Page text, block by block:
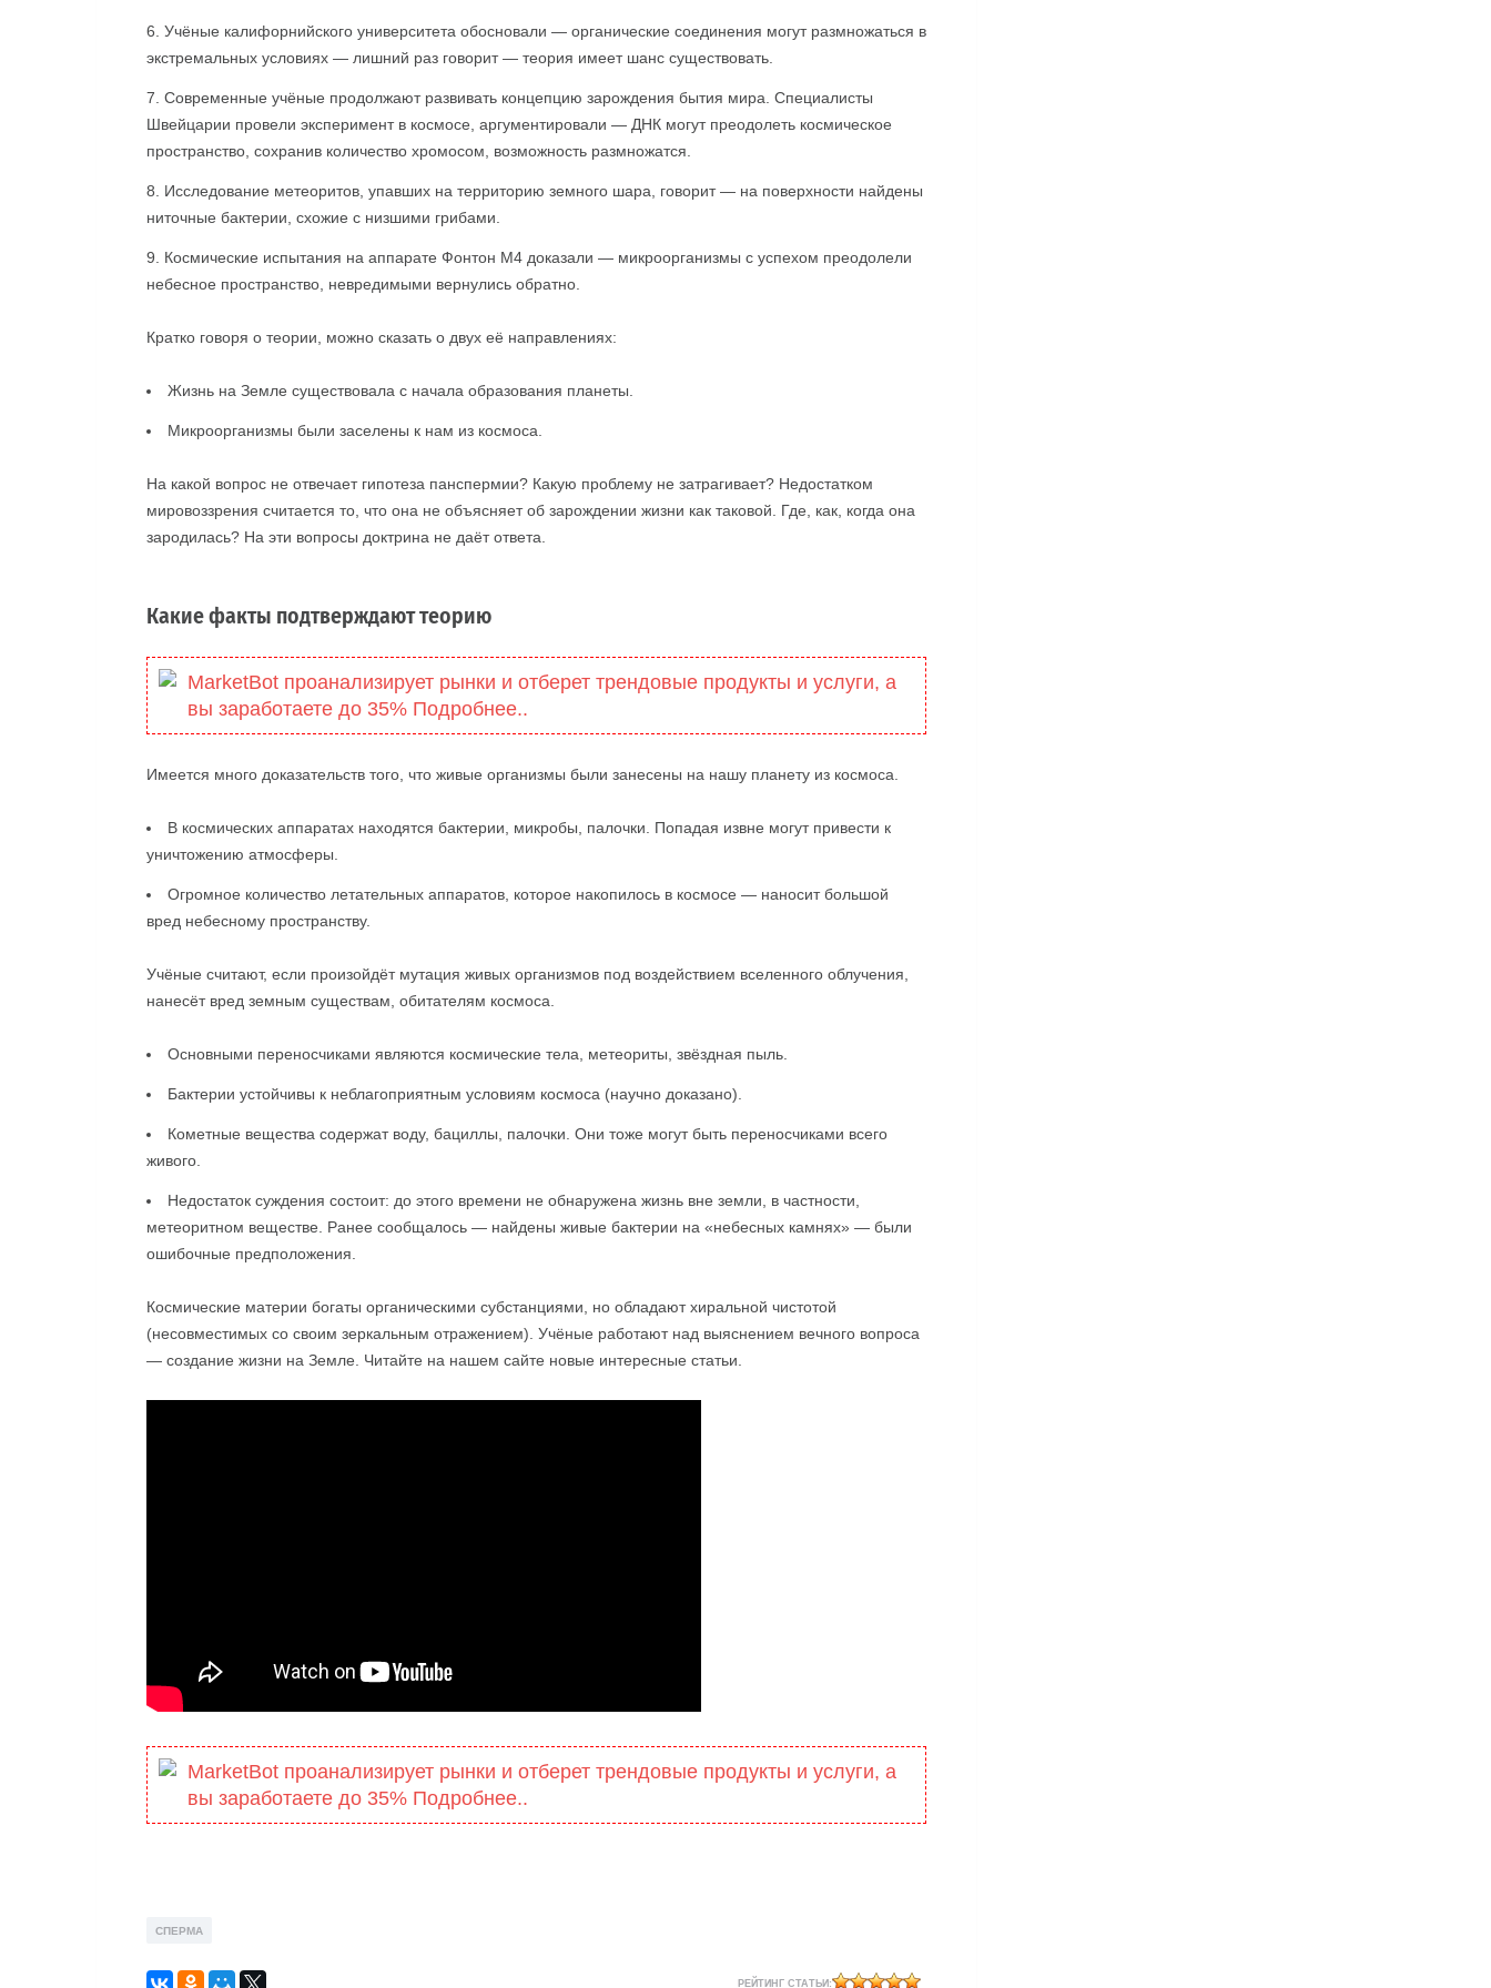
Учёные калифорнийского университета обосновали — органические соединения могут размножаться в
экстремальных условиях — лишний раз говорит — теория имеет шанс существовать.
Современные учёные продолжают развивать концепцию зарождения бытия мира. Специалисты
Швейцарии провели эксперимент в космосе, аргументировали — ДНК могут преодолеть космическое
пространство, сохранив количество хромосом, возможность размножатся.
Исследование метеоритов, упавших на территорию земного шара, говорит — на поверхности найдены
ниточные бактерии, схожие с низшими грибами.
Космические испытания на аппарате Фонтон М4 доказали — микроорганизмы с успехом преодолели
небесное пространство, невредимыми вернулись обратно.
Кратко говоря о теории, можно сказать о двух её направлениях:
Жизнь на Земле существовала с начала образования планеты.
Микроорганизмы были заселены к нам из космоса.
На какой вопрос не отвечает гипотеза панспермии? Какую проблему не затрагивает? Недостатком
мировоззрения считается то, что она не объясняет об зарождении жизни как таковой. Где, как, когда она
зародилась? На эти вопросы доктрина не даёт ответа.
Какие факты подтверждают теорию
MarketBot проанализирует рынки и отберет трендовые продукты и услуги, а
вы заработаете до 35% Подробнее..
Имеется много доказательств того, что живые организмы были занесены на нашу планету из космоса.
В космических аппаратах находятся бактерии, микробы, палочки. Попадая извне могут привести к
уничтожению атмосферы.
Огромное количество летательных аппаратов, которое накопилось в космосе — наносит большой
вред небесному пространству.
Учёные считают, если произойдёт мутация живых организмов под воздействием вселенного облучения,
нанесёт вред земным существам, обитателям космоса.
Основными переносчиками являются космические тела, метеориты, звёздная пыль.
Бактерии устойчивы к неблагоприятным условиям космоса (научно доказано).
Кометные вещества содержат воду, бациллы, палочки. Они тоже могут быть переносчиками всего
живого.
Недостаток суждения состоит: до этого времени не обнаружена жизнь вне земли, в частности,
метеоритном веществе. Ранее сообщалось — найдены живые бактерии на «небесных камнях» — были
ошибочные предположения.
Космические материи богаты органическими субстанциями, но обладают хиральной чистотой
(несовместимых со своим зеркальным отражением). Учёные работают над выяснением вечного вопроса
— создание жизни на Земле. Читайте на нашем сайте новые интересные статьи.
MarketBot проанализирует рынки и отберет трендовые продукты и услуги, а
вы заработаете до 35% Подробнее..
СПЕРМА
РЕЙТИНГ СТАТЬИ: